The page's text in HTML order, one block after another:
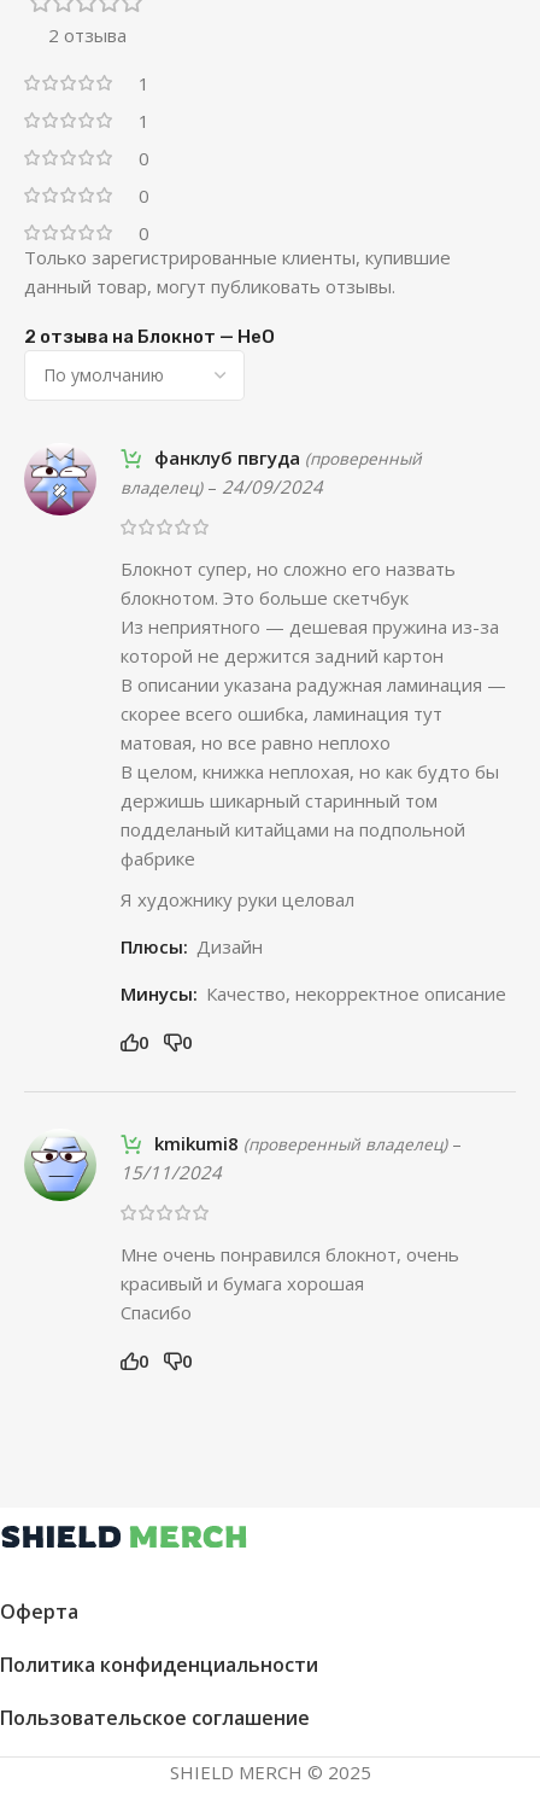
2 отзыва
1
1
0
0
0
2 отзыва на Блокнот — HeО
фанклуб пвгуда (проверенный
владелец) – 24/09/2024
Блокнот супер, но сложно его назвать
блокнотом. Это больше скетчбук
Из неприятного — дешевая пружина из-за
которой не держится задний картон
В описании указана радужная ламинация —
скорее всего ошибка, ламинация тут
матовая, но все равно неплохо
В целом, книжка неплохая, но как будто бы
держишь шикарный старинный том
подделаный китайцами на подпольной
фабрике
Я художнику руки целовал
Плюсы: Дизайн
Минусы: Качество, некорректное описание
0 0
kmikumi8 (проверенный владелец) –
15/11/2024
Мне очень понравился блокнот, очень
красивый и бумага хорошая
Спасибо
0 0
Только зарегистрированные клиенты, купившие
данный товар, могут публиковать отзывы.
Оферта
Политика конфиденциальности
Пользовательское соглашение
SHIELD MERCH © 2025